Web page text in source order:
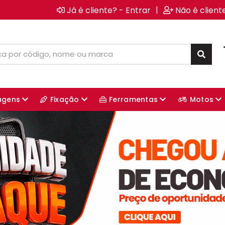
Já é cliente? - Entrar | Não é
Fixação Ferramentas Motos